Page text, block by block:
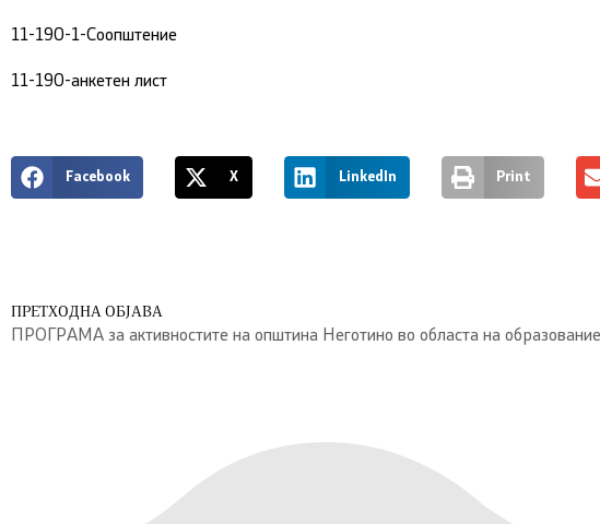
11-190-1-Соопштение
11-190-анкетен лист
Facebook X LinkedIn Print
ПРЕТХОДНА ОБЈАВА